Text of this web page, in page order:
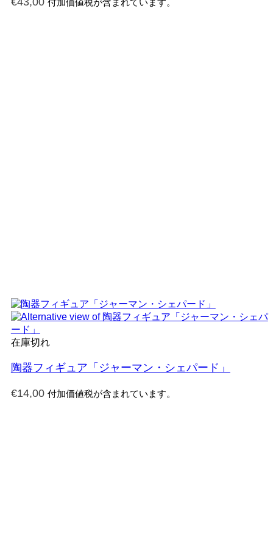
付加価値税が含まれています。
在庫切れ
陶器フィギュア「ジャーマン・シェパード」
€14,00 付加価値税が含まれています。